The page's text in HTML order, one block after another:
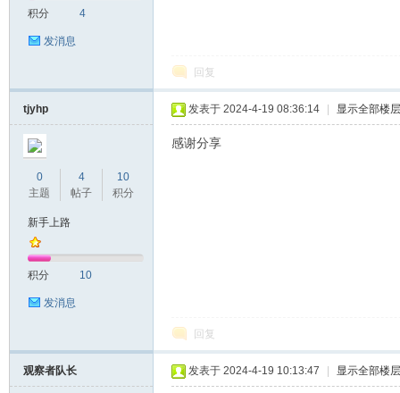
积分 4
发消息
回复
tjyhp
0
主题
4
帖子
10
积分
新手上路
积分 10
发消息
发表于 2024-4-19 08:36:14 显示全部楼层
感谢分享
回复
观察者队长 发表于 2024-4-19 10:13:47 显示全部楼层